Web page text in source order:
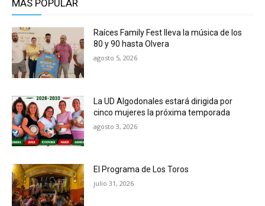
MÁS POPULAR
Raíces Family Fest lleva la música de los
80 y 90 hasta Olvera
agosto 5, 2026
La UD Algodonales estará dirigida por
cinco mujeres la próxima temporada
agosto 3, 2026
El Programa de Los Toros
julio 31, 2026